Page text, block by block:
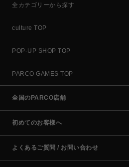
全カテゴリーから探す
culture TOP
POP-UP SHOP TOP
PARCO GAMES TOP
全国のPARCO店舗
初めてのお客様へ
よくあるご質問 / お問い合わせ